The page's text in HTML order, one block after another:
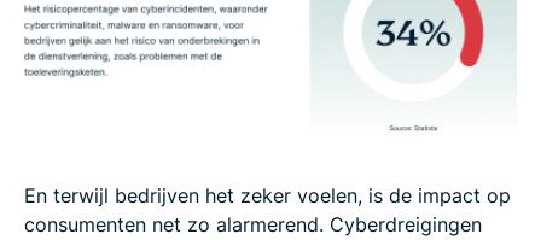
En terwijl bedrijven het zeker voelen, is de impact op
consumenten net zo alarmerend. Cyberdreigingen